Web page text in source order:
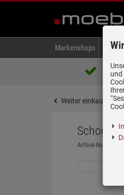
Markenshops
Über
auf
Weiter einkaufen
Schock
Artikel-Nummer:
und